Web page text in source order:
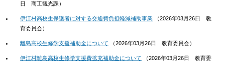
日
商工観光課）
伊江村高校生保護者に対する交通費負担軽減補助事業 （2026年03月26日
教
育委員会）
離島高校生修学支援補助金について （2026年03月26日 教育委員会）
伊江村離島高校生修学支援費拡充補助金について （2026年03月26日
教育委